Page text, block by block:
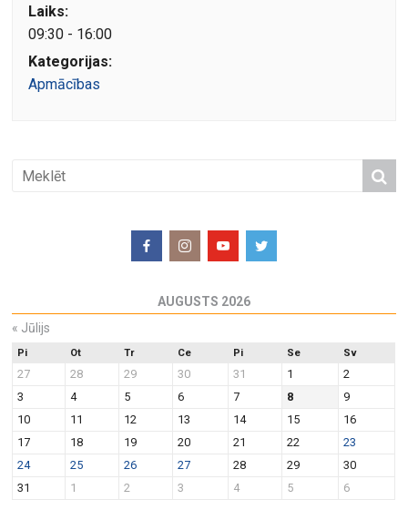
Laiks:
09:30 - 16:00
Kategorijas:
Apmācības
AUGUSTS 2026
« Jūlijs
Pi Ot Tr Ce Pi Se Sv
27 28 29 30 31 1
2
3
4 5 6 7 8
9
10
11 12 13 14 15
16
17
18 19 20 21 22
23
24
25 26 27 28 29
30
31
1 2 3 4 5 6